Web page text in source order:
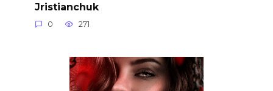
Jristianchuk
0 271